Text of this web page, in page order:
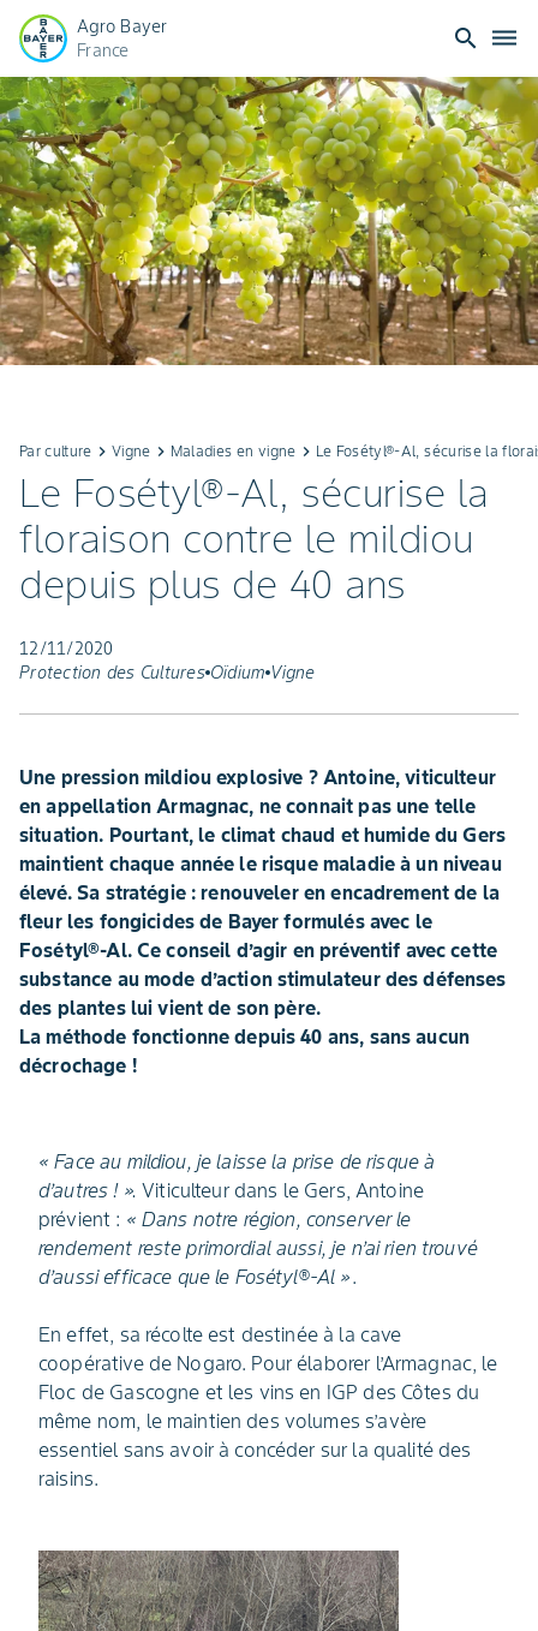
Agro Bayer
France
search dehaze
Par culture keyboard_arrow_right Vigne keyboard_arrow_right Maladies en vigne keyboard_arrow_right Le Fosétyl®-Al, sécurise la
Le Fosétyl®-Al, sécurise la
floraison contre le mildiou
depuis plus de 40 ans
12/11/2020
Protection des Cultures Oïdium Vigne
Une pression mildiou explosive ? Antoine, viticulteur
en appellation Armagnac, ne connait pas une telle
situation. Pourtant, le climat chaud et humide du Gers
maintient chaque année le risque maladie à un niveau
élevé. Sa stratégie : renouveler en encadrement de la
fleur les fongicides de Bayer formulés avec le
Fosétyl®-Al. Ce conseil d’agir en préventif avec cette
substance au mode d’action stimulateur des défenses
des plantes lui vient de son père.
La méthode fonctionne depuis 40 ans, sans aucun
décrochage !
« Face au mildiou, je laisse la prise de risque à
d’autres ! ».Viticulteur dans le Gers, Antoine
prévient : « Dans notre région, conserver le
rendement reste primordial aussi, je n’ai rien trouvé
d’aussi efficace que le Fosétyl®-Al ».
En effet, sa récolte est destinée à la cave
coopérative de Nogaro. Pour élaborer l’Armagnac, le
Floc de Gascogne et les vins en IGP des Côtes du
même nom, le maintien des volumes s’avère
essentiel sans avoir à concéder sur la qualité des
raisins.